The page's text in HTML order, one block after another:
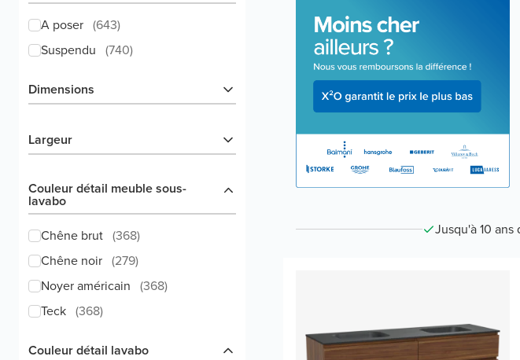
A poser (643)
Suspendu (740)
Dimensions
Largeur
Couleur détail meuble sous-
lavabo
Chêne brut (368)
Chêne noir (279)
Noyer américain (368)
Teck (368)
Couleur détail lavabo
Jusqu'à 10 ans